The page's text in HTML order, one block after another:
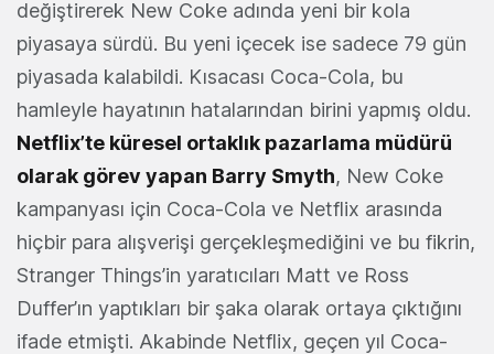
değiştirerek New Coke adında yeni bir kola
piyasaya sürdü. Bu yeni içecek ise sadece 79 gün
piyasada kalabildi. Kısacası Coca-Cola, bu
hamleyle hayatının hatalarından birini yapmış oldu.
Netflix’te küresel ortaklık pazarlama müdürü
olarak görev yapan Barry Smyth, New Coke
kampanyası için Coca-Cola ve Netflix arasında
hiçbir para alışverişi gerçekleşmediğini ve bu fikrin,
Stranger Things’in yaratıcıları Matt ve Ross
Duffer’ın yaptıkları bir şaka olarak ortaya çıktığını
ifade etmişti. Akabinde Netflix, geçen yıl Coca-